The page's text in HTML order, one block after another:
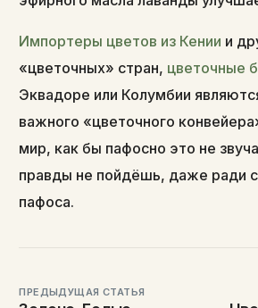
Импортеры цветов из Кении и
«цветочных» стран, цветочные
Эквадоре или Колумбии
важного «цветочного
мир, как бы пафосно это не
правды не пойдёшь, даже ради
пафоса.
ПРЕДЫДУЩАЯ СТАТЬЯ